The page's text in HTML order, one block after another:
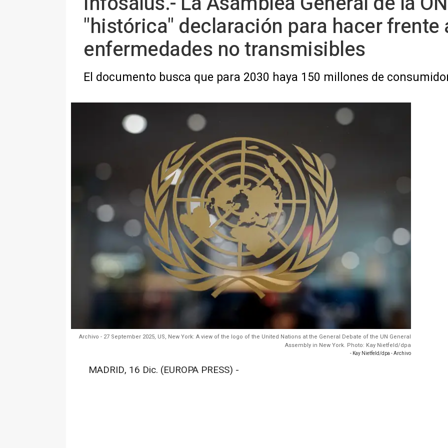
"histórica" declaración para hacer frente
enfermedades no transmisibles
El documento busca que para 2030 haya 150 millones de
Archivo - 27 September 2025, US, New York: A view of the logo of the United Nations at the General Debate of the UN General
Assembly in New York. Photo: Kay Nietfeld/dpa
- Kay Nietfeld/dpa - Archivo
MADRID, 16 Dic. (EUROPA PRESS) -